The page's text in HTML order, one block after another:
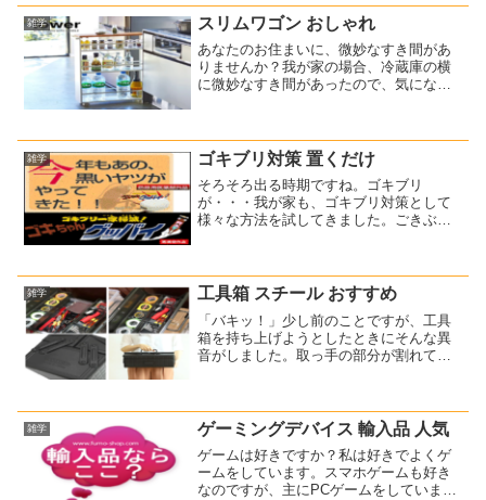
入したのはこれです↓無印...
雑学 スリムワゴン おしゃれ
あなたのお住まいに、微妙なすき間があ
りませんか？我が家の場合、冷蔵庫の横
に微妙なすき間があったので、気になっ
でも、幅が約15cm程なので、スリムワゴ
ンしか置けません。色々...
雑学 ゴキブリ対策 置くだけ
そろそろ出る時期ですね。ゴキブリ
が・・・我が家も、ゴキブリ対策として
様々な方法を試してきました。ごきぶり
を移動するだけで結局駆除でき...
雑学 工具箱 スチール おすすめ
「バキッ！」少し前のことですが、工具
箱を持ち上げようとしたときにそんな異
音がしました。取っ手の部分が割れて取
ために探してみました。今...
雑学 ゲーミングデバイス 輸入品 人気
ゲームは好きですか？私は好きでよくゲ
ームをしています。スマホゲームも好き
なのですが、主にPCゲームをしていま